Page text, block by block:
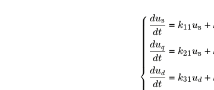
⎨
⎧ dt
duв = k11uв +
dt
duq = k21uв +
dt
dud = k31ud +